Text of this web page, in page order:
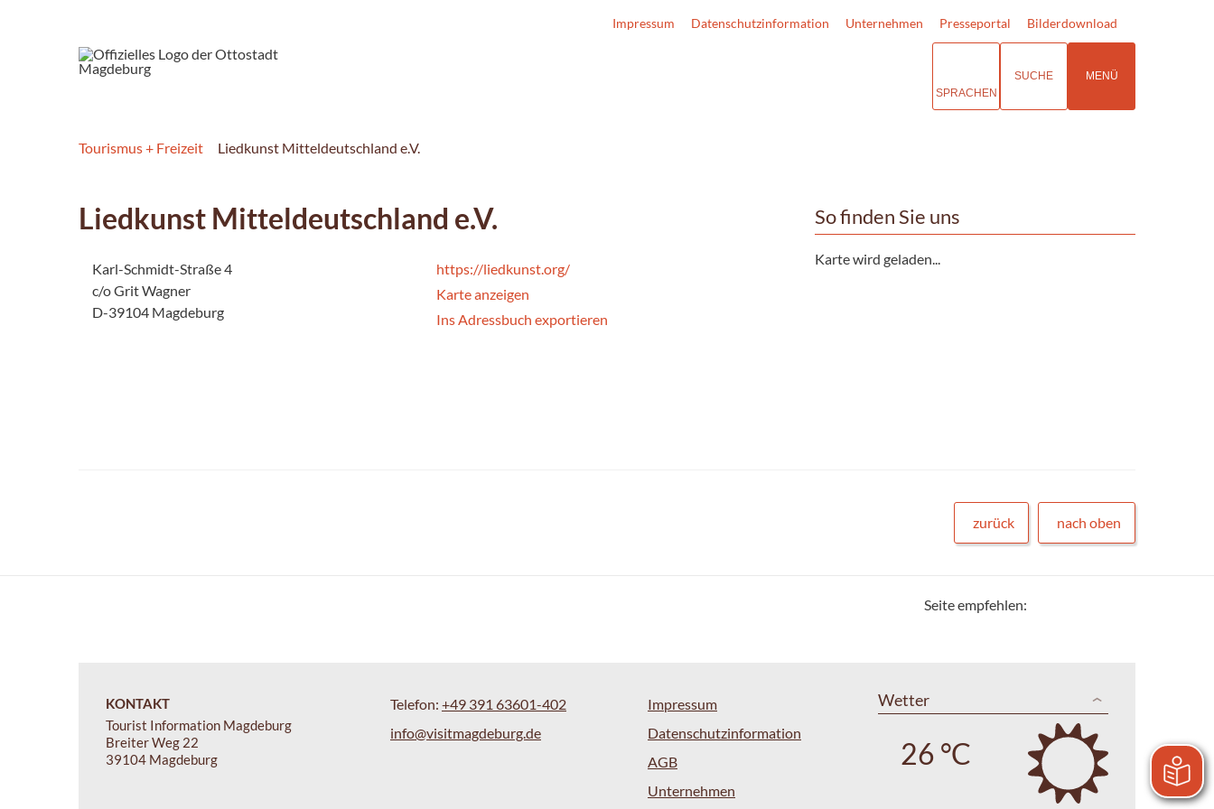
Impressum Datenschutzinformation Unternehmen Presseportal Bilderdownload
SPRACHEN
SUCHE MENÜ
Tourismus + Freizeit Liedkunst Mitteldeutschland e.V.
Liedkunst Mitteldeutschland e.V.
Karl-Schmidt-Straße 4
c/o Grit Wagner
D-39104 Magdeburg
https://liedkunst.org/
Karte anzeigen
Ins Adressbuch exportieren
So finden Sie uns
Karte wird geladen...
zurück nach oben
Seite empfehlen:
KONTAKT
Tourist Information Magdeburg
Breiter Weg 22
39104 Magdeburg
Telefon: +49 391 63601-402
info@visitmagdeburg.de
Impressum
Datenschutzinformation
AGB
Unternehmen
Wetter
26 °C